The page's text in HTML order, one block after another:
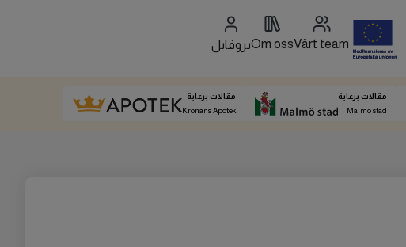
Vårt team
Om ossبروفايل
مقالات برعاية
Malmö stad
مقالات برعاية
Kronans Apotek